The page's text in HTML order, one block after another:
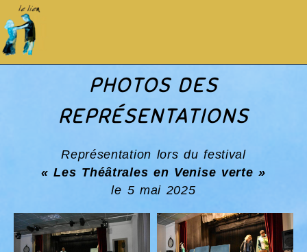
PHOTOS DES
REPRÉSENTATIONS
Représentation lors du festival
« Les Théâtrales en Venise verte »
le 5 mai 2025